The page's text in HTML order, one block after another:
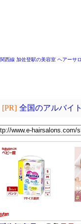
関西線 加佐登駅の美容室 ヘアーサ
[PR] 全国のアルバイ